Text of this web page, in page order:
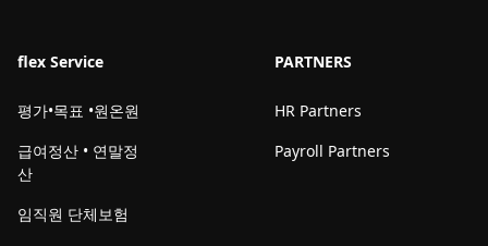
flex Service
평가•목표 •원온원
급여정산 • 연말정
산
임직원 단체보험
PARTNERS
HR Partners
Payroll Partners